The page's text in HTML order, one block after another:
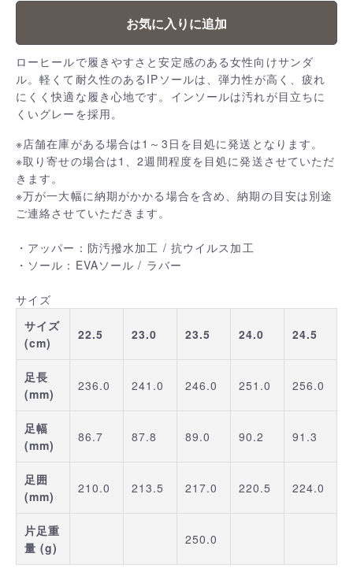
お気に入りに追加
ローヒールで履きやすさと安定感のある女性向けサンダ
ル。軽くて耐久性のあるIPソールは、弾力性が高く、疲れ
にくく快適な履き心地です。インソールは汚れが目立ちに
くいグレーを採用。
※店舗在庫がある場合は1～3日を目処に発送となります。
※取り寄せの場合は1、2週間程度を目処に発送させていただ
きます。
※万が一大幅に納期がかかる場合を含め、納期の目安は別途
ご連絡させていただきます。
・アッパー：防汚撥水加工 / 抗ウイルス加工
・ソール：EVAソール / ラバー
サイズ
サイズ
(cm)
22.5 23.0 23.5 24.0 24.5
足長
(mm)
236.0 241.0 246.0 251.0 256.0
足幅
(mm)
86.7 87.8 89.0 90.2 91.3
足囲
(mm)
210.0 213.5 217.0 220.5 224.0
片足重
量 (g)
250.0